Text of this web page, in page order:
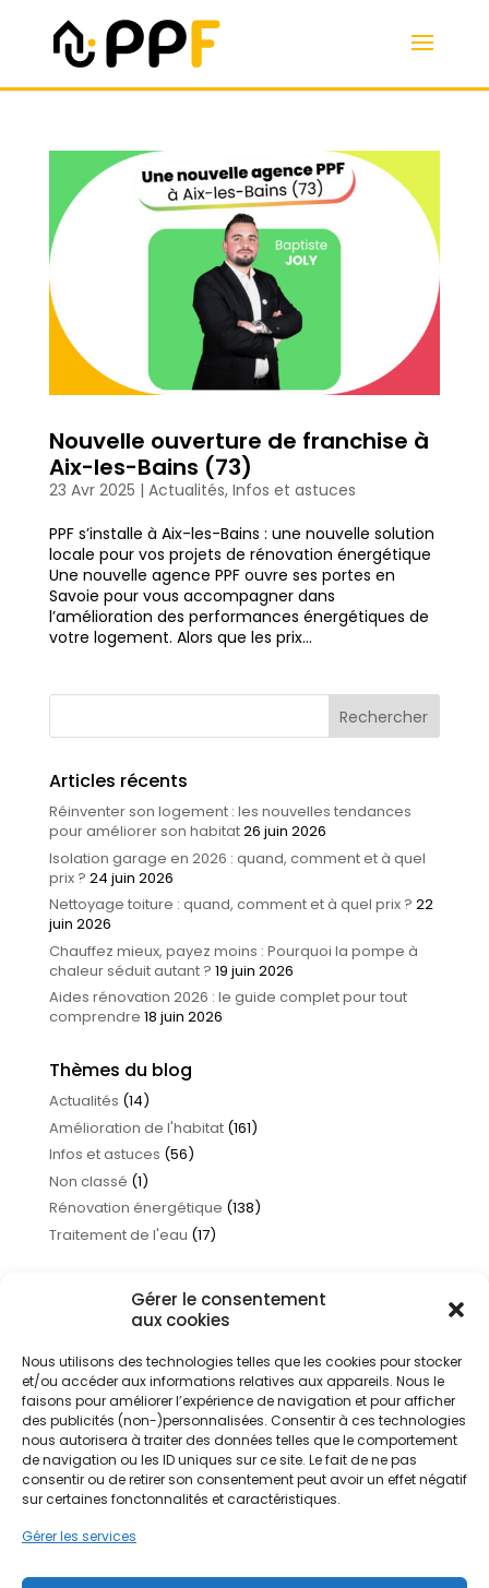
Gérer le consentement
aux cookies
Nous utilisons des technologies telles que les cookies pour stocker
et/ou accéder aux informations relatives aux appareils. Nous le
faisons pour améliorer l’expérience de navigation et pour afficher
des publicités (non-)personnalisées. Consentir à ces technologies
nous autorisera à traiter des données telles que le comportement
de navigation ou les ID uniques sur ce site. Le fait de ne pas
consentir ou de retirer son consentement peut avoir un effet négatif
sur certaines fonctonnalités et caractéristiques.
Gérer les services
Nouvelle ouverture de franchise à
Aix-les-Bains (73)
23 Avr 2025 | Actualités, Infos et astuces
PPF s’installe à Aix-les-Bains : une nouvelle solution
locale pour vos projets de rénovation énergétique
Une nouvelle agence PPF ouvre ses portes en
Savoie pour vous accompagner dans
l’amélioration des performances énergétiques de
votre logement. Alors que les prix...
Articles récents
Réinventer son logement : les nouvelles tendances
pour améliorer son habitat26 juin 2026
Isolation garage en 2026 : quand, comment et à quel
prix ? 24 juin 2026
Nettoyage toiture : quand, comment et à quel prix ? 22
juin 2026
Chauffez mieux, payez moins : Pourquoi la pompe à
chaleur séduit autant ? 19 juin 2026
Aides rénovation 2026 : le guide complet pour tout
comprendre 18 juin 2026
Thèmes du blog
Actualités (14)
Amélioration de l'habitat(161)
Infos et astuces (56)
Non classé (1)
Rénovation énergétique (138)
Traitement de l'eau (17)
Devis gratuit